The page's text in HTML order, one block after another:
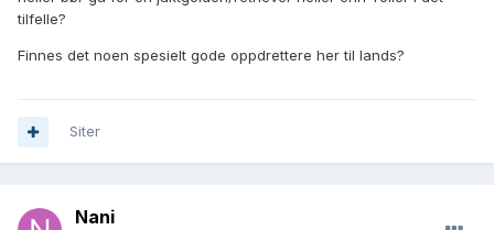
tilfelle?
Finnes det noen spesielt gode oppdrettere her til lands?
Siter
Nani